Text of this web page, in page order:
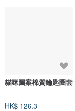
貓咪圖案棉質鑰匙圈套
HK$ 126.3